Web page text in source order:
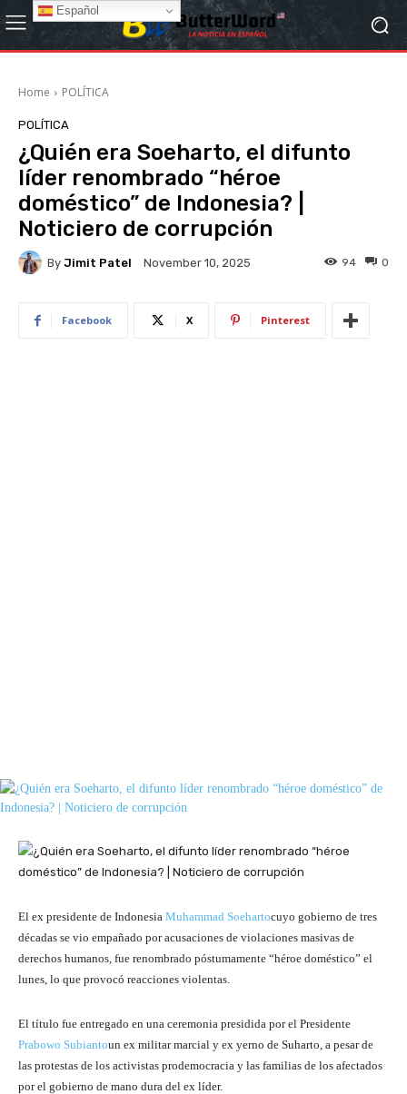
Home POLÍTICA
POLÍTICA
¿Quién era Soeharto, el difunto
líder renombrado “héroe
doméstico” de Indonesia? |
Noticiero de corrupción
By Jimit Patel November 10, 2025 0
94
Facebook X Pinterest
El ex presidente de Indonesia Muhammad Soehartocuyo gobierno de tres
décadas se vio empañado por acusaciones de violaciones masivas de
derechos humanos, fue renombrado póstumamente “héroe doméstico” el
lunes, lo que provocó reacciones violentas.
El título fue entregado en una ceremonia presidida por el Presidente
Prabowo Subiantoun ex militar marcial y ex yerno de Suharto, a pesar de
las protestas de los activistas prodemocracia y las familias de los afectados
por el gobierno de mano dura del ex líder.
Español